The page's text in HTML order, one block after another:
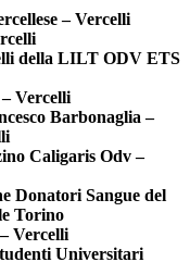
– Vercelli
della LILT ODV ETS
Vercelli
Barbonaglia –
Caligaris Odv –
Donatori Sangue del
Torino
Vercelli
Universitari